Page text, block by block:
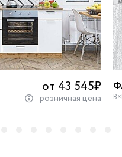
от 43 545₽
розничная цена